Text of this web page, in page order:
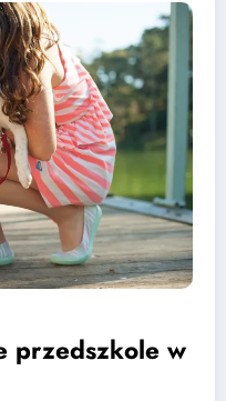
przedszkole w